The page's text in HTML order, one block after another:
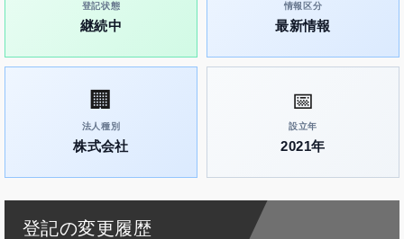
登記状態
継続中
情報区分
最新情報
🏢
法人種別
株式会社
📅
設立年
2021年
登記の変更履歴